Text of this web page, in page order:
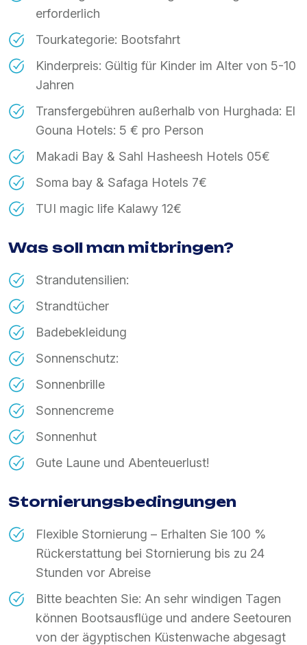
erforderlich
Tourkategorie: Bootsfahrt
Kinderpreis: Gültig für Kinder im Alter von 5-10
Jahren
Transfergebühren außerhalb von Hurghada: El
Gouna Hotels: 5 € pro Person
Makadi Bay & Sahl Hasheesh Hotels 05€
Soma bay & Safaga Hotels 7€
TUI magic life Kalawy 12€
Was soll man mitbringen?
Strandutensilien:
Strandtücher
Badebekleidung
Sonnenschutz:
Sonnenbrille
Sonnencreme
Sonnenhut
Gute Laune und Abenteuerlust!
Stornierungsbedingungen
Flexible Stornierung – Erhalten Sie 100 %
Rückerstattung bei Stornierung bis zu 24
Stunden vor Abreise
Bitte beachten Sie: An sehr windigen Tagen
können Bootsausflüge und andere Seetouren
von der ägyptischen Küstenwache abgesagt